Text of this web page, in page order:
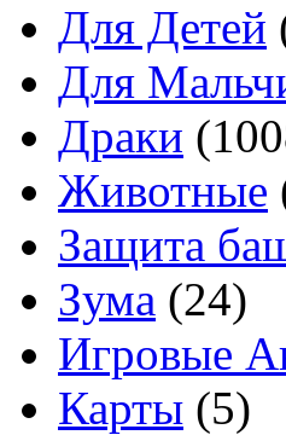
Для Детей
Для
Драки
Животные
Защита
Зума (24)
Игровые
Карты (5)